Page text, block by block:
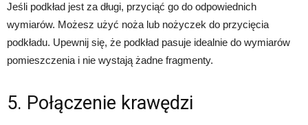
Jeśli podkład jest za długi, przyciąć go do odpowiednich
wymiarów. Możesz użyć noża lub nożyczek do przycięcia
podkładu. Upewnij się, że podkład pasuje idealnie do wymiarów
pomieszczenia i nie wystają żadne fragmenty.
5. Połączenie krawędzi